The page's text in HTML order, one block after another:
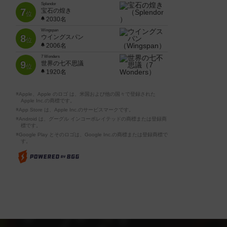
7位
Splendor
宝石の煌き
2030名
8位
Wingspan
ウイングスパン
2006名
9位
7 Wonders
世界の七不思議
1920名
※Apple、Apple のロゴ は、米国および他の国々で登録された
Apple Inc.の商標です。
※App Store は、Apple Inc.のサービスマークです。
※Android は、グーグル インコーポレイテッドの商標または登録商
標です。
※Google Play とそのロゴは、Google Inc.の商標または登録商標で
す。